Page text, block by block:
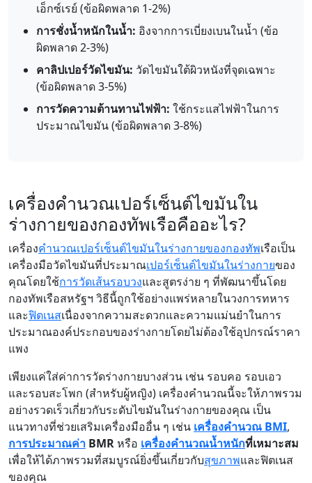
เอ็กซ์เรย์ (ข้อผิดพลาด 1-2%)
การชั่งน้ำหนักในน้ำ: อิงจากการเบี่ยงเบนในน้ำ (ข้อ
ผิดพลาด 2-3%)
คาลิปเปอร์วัดไขมัน: วัดไขมันใต้ผิวหนังที่จุดเฉพาะ
(ข้อผิดพลาด 3-5%)
การวัดความต้านทานไฟฟ้า: ใช้กระแสไฟฟ้าในการ
ประมาณไขมัน (ข้อผิดพลาด 3-8%)
เครื่องคำนวณเปอร์เซ็นต์ไขมันใน
ร่างกายของกองทัพเรือคืออะไร?
เครื่องคำนวณเปอร์เซ็นต์ไขมันในร่างกายของกองทัพเรือเป็น
เครื่องมือวัดไขมันที่ประมาณเปอร์เซ็นต์ไขมันในร่างกายของ
คุณโดยใช้การวัดเส้นรอบวงและสูตรง่าย ๆ ที่พัฒนาขึ้นโดย
กองทัพเรือสหรัฐฯ วิธีนี้ถูกใช้อย่างแพร่หลายในวงการทหาร
และฟิตเนสเนื่องจากความสะดวกและความแม่นยำในการ
ประมาณองค์ประกอบของร่างกายโดยไม่ต้องใช้อุปกรณ์ราคา
แพง
เพียงแค่ใส่ค่าการวัดร่างกายบางส่วน เช่น รอบคอ รอบเอว
และรอบสะโพก (สำหรับผู้หญิง) เครื่องคำนวณนี้จะให้ภาพรวม
อย่างรวดเร็วเกี่ยวกับระดับไขมันในร่างกายของคุณ เป็น
แนวทางที่ช่วยเสริมเครื่องมืออื่น ๆ เช่น เครื่องคำนวณ BMI,
การประมาณค่า BMRหรือ เครื่องคำนวณน้ำหนักที่เหมาะสม
เพื่อให้ได้ภาพรวมที่สมบูรณ์ยิ่งขึ้นเกี่ยวกับสุขภาพและฟิตเนส
ของคุณ